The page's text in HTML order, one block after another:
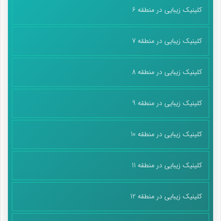
کلینیک زیبایی در منطقه 6
کلینیک زیبایی در منطقه 7
کلینیک زیبایی در منطقه 8
کلینیک زیبایی در منطقه 9
کلینیک زیبایی در منطقه 10
کلینیک زیبایی در منطقه 11
کلینیک زیبایی در منطقه 12